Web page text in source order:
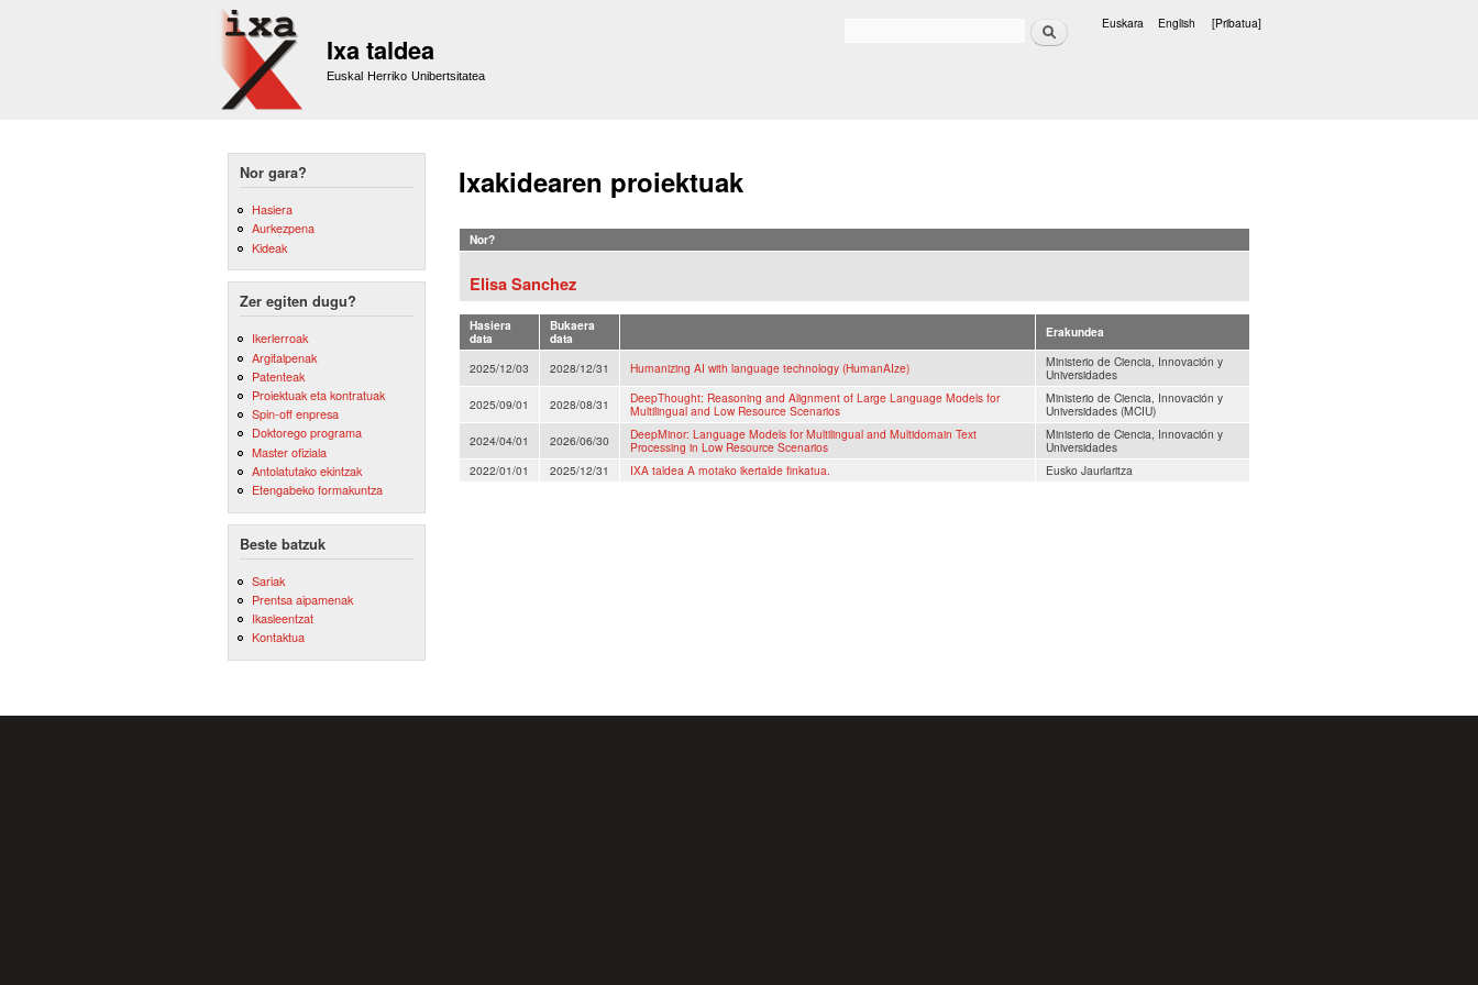
Ixa taldea
Euskal Herriko Unibertsitatea
Bilatu Euskara English [Pribatua]
Nor gara?
Hasiera
Aurkezpena
Kideak
Zer egiten dugu?
Ikerlerroak
Argitalpenak
Patenteak
Proiektuak eta kontratuak
Spin-off enpresa
Doktorego programa
Master ofiziala
Antolatutako ekintzak
Etengabeko formakuntza
Beste batzuk
Sariak
Prentsa aipamenak
Ikasleentzat
Kontaktua
Ixakidearen proiektuak
Nor?
Elisa Sanchez
Hasiera
data
Bukaera
data
Erakundea
2025/12/03 2028/12/31 Humanizing AI with language technology (HumanAIze)
Ministerio de Ciencia, Innovación y
Universidades
2025/09/01
2028/08/31
DeepThought: Reasoning and Alignment of Large Language Models for
Multilingual and Low Resource Scenarios
Ministerio de Ciencia, Innovación y
Universidades (MCIU)
2024/04/01
2026/06/30
DeepMinor: Language Models for Multilingual and Multidomain Text
Processing in Low Resource Scenarios
Ministerio de Ciencia, Innovación y
Universidades
2022/01/01
2025/12/31 IXA taldea A motako ikertalde finkatua. Eusko Jaurlaritza